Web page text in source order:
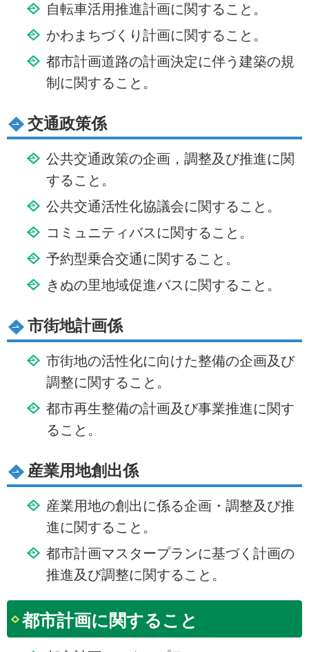
自転車活用推進計画に関すること。
かわまちづくり計画に関すること。
都市計画道路の計画決定に伴う建築の規
制に関すること。
交通政策係
公共交通政策の企画，調整及び推進に関
すること。
公共交通活性化協議会に関すること。
コミュニティバスに関すること。
予約型乗合交通に関すること。
きぬの里地域促進バスに関すること。
市街地計画係
市街地の活性化に向けた整備の企画及び
調整に関すること。
都市再生整備の計画及び事業推進に関す
ること。
産業用地創出係
産業用地の創出に係る企画・調整及び推
進に関すること。
都市計画マスタープランに基づく計画の
推進及び調整に関すること。
都市計画に関すること